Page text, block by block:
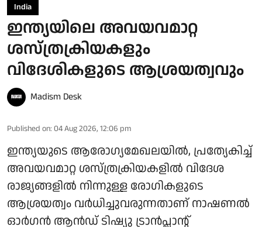
India
ഇന്ത്യയിലെ അവയവമാറ്റ
ശസ്ത്രക്രിയകളും
വിദേശികളുടെ ആശ്രയത്വവും
Madism Desk
Published on: 04 Aug 2026, 12:06 pm
ഇന്ത്യയുടെ ആരോഗ്യമേഖലയിൽ, പ്രത്യേകിച്ച്
അവയവമാറ്റ ശസ്ത്രക്രിയകളിൽ വിദേശ
രാജ്യങ്ങളിൽ നിന്നുള്ള രോഗികളുടെ
ആശ്രയത്വം വർധിച്ചുവരുന്നതാണ് നാഷണൽ
ഓർഗൻ ആൻഡ് ടിഷ്യു ട്രാൻപ്ലാന്റ്